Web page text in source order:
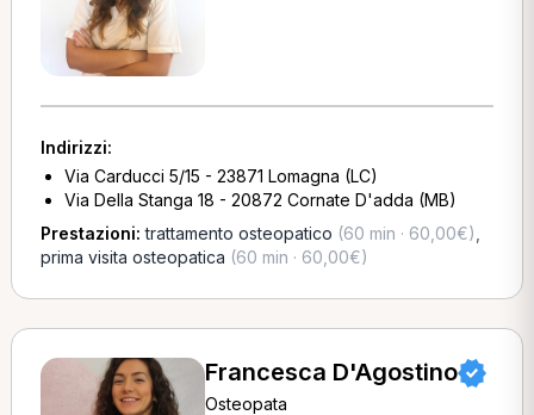
Indirizzi:
Via Carducci 5/15 - 23871 Lomagna (LC)
Via Della Stanga 18 - 20872 Cornate D'adda (MB)
Prestazioni:trattamento osteopatico (60 min · 60,00€)
prima visita osteopatica (60 min · 60,00€)
Francesca D'Agostino
Osteopata